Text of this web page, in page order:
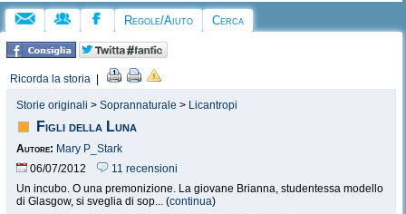
Regole/Aiuto Cerca
Ricorda la storia
Storie originali > Soprannaturale > Licantropi
Figli della Luna
Autore: Mary P_Stark
06/07/2012
11 recensioni
Un incubo. O una premonizione. La giovane Brianna, studentessa modello
di Glasgow, si sveglia di sop... (continua)